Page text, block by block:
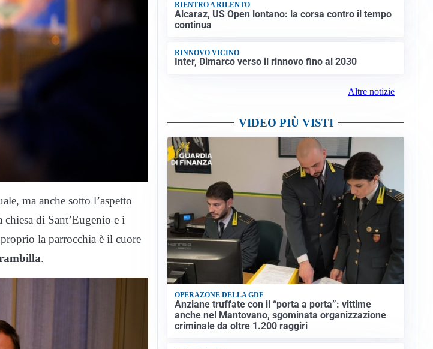
ma anche sotto l’aspetto
di Sant’Eugenio e i
la parrocchia è il cuore
.
RIENTRO A RILENTO
Alcaraz, US Open lontano: la corsa contro il tempo
continua
RINNOVO VICINO
Inter, Dimarco verso il rinnovo fino al 2030
Altre notizie
VIDEO PIÙ VISTI
OPERAZONE DELLA GDF
Anziane truffate con il “porta a porta”: vittime
anche nel Mantovano, sgominata organizzazione
criminale da oltre 1.200 raggiri